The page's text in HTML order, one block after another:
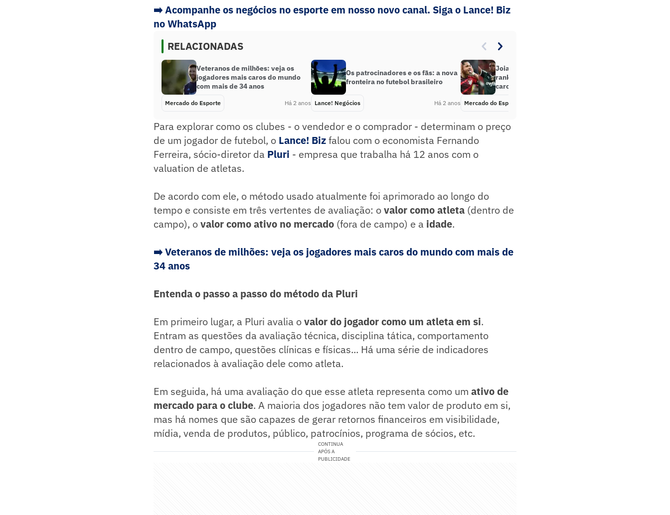
➡️Acompanhe os negócios no esporte em nosso novo canal. Siga o Lance! Biz
no WhatsApp
RELACIONADAS
Veteranos de milhões: veja os
jogadores mais caros do mundo
com mais de 34 anos
Mercado do Esporte Há 2 anos
Os patrocinadores e os fãs: a nova
fronteira no futebol brasileiro
Lance! Negócios Há 2 anos
Joias brasileiras aparecem em
ranking de adolescentes mais
caros do mundo
Mercado do Esporte
Para explorar como os clubes - o vendedor e o comprador - determinam o preço
de um jogador de futebol, o Lance! Bizfalou com o economista Fernando
Ferreira, sócio-diretor da Pluri - empresa que trabalha há 12 anos com o
valuation de atletas.
De acordo com ele, o método usado atualmente foi aprimorado ao longo do
tempo e consiste em três vertentes de avaliação: ovalor como atleta (dentro de
campo), ovalor como ativo no mercado (fora de campo) e a idade.
➡️ Veteranos de milhões: veja os jogadores mais caros do mundo com mais de
34 anos
Entenda o passo a passo do método da Pluri
Em primeiro lugar, a Pluri avalia ovalor do jogador como um atleta em si.
Entram as questões da avaliação técnica, disciplina tática, comportamento
dentro de campo, questões clínicas e físicas... Há uma série de indicadores
relacionados à avaliação dele como atleta.
Em seguida, há uma avaliação do que esse atleta representa como um ativo de
mercado para o clube. A maioria dos jogadores não tem valor de produto em si,
mas há nomes que são capazes de gerar retornos financeiros em visibilidade,
mídia, venda de produtos, público, patrocínios, programa de sócios, etc.
CONTINUA
APÓS A
PUBLICIDADE